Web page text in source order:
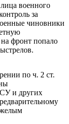
военного
за
чиновники
фронт попало
по ч. 2 ст.
и других